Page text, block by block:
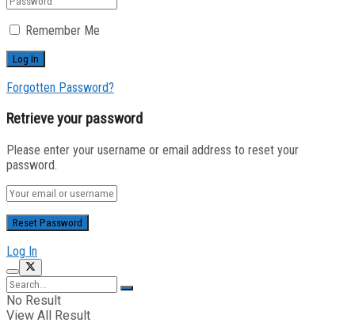
Remember Me
Forgotten Password?
Retrieve your password
Please enter your username or email address to reset your
password.
Log In
No Result
View All Result